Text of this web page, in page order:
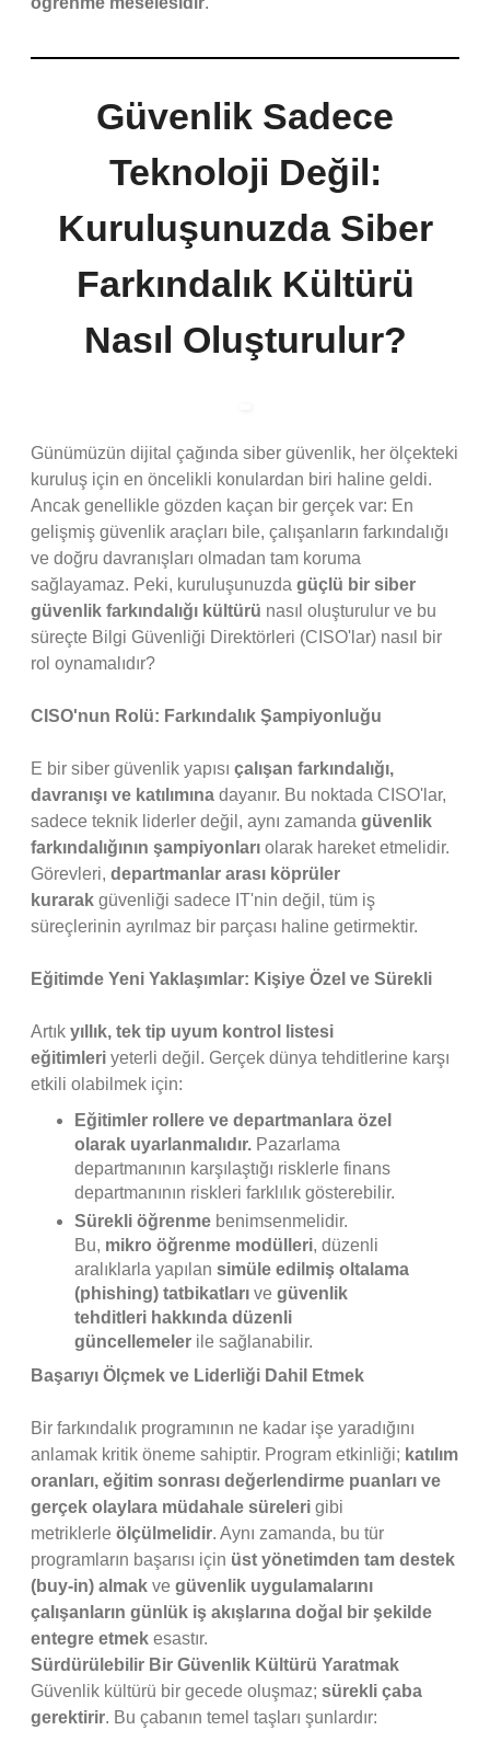
Güvenlik Sadece
Teknoloji Değil:
Kuruluşunuzda Siber
Farkındalık Kültürü
Nasıl Oluşturulur?
Günümüzün dijital çağında siber güvenlik, her ölçekteki
kuruluş için en öncelikli konulardan biri haline geldi.
Ancak genellikle gözden kaçan bir gerçek var: En
gelişmiş güvenlik araçları bile, çalışanların farkındalığı
ve doğru davranışları olmadan tam koruma
sağlayamaz. Peki, kuruluşunuzda güçlü bir siber
güvenlik farkındalığı kültürü nasıl oluşturulur ve bu
süreçte Bilgi Güvenliği Direktörleri (CISO'lar) nasıl bir
rol oynamalıdır?
CISO'nun Rolü: Farkındalık Şampiyonluğu
E bir siber güvenlik yapısı çalışan farkındalığı,
davranışı ve katılımına dayanır. Bu noktada CISO'lar,
sadece teknik liderler değil, aynı zamanda güvenlik
farkındalığının şampiyonları olarak hareket etmelidir.
Görevleri, departmanlar arası köprüler
kurarak güvenliği sadece IT'nin değil, tüm iş
süreçlerinin ayrılmaz bir parçası haline getirmektir.
Eğitimde Yeni Yaklaşımlar: Kişiye Özel ve Sürekli
Artık yıllık, tek tip uyum kontrol listesi
eğitimleri yeterli değil. Gerçek dünya tehditlerine karşı
etkili olabilmek için:
Eğitimler rollere ve departmanlara özel
olarak uyarlanmalıdır. Pazarlama
departmanının karşılaştığı risklerle finans
departmanının riskleri farklılık gösterebilir.
Sürekli öğrenme benimsenmelidir.
Bu, mikro öğrenme modülleri, düzenli
aralıklarla yapılan simüle edilmiş oltalama
(phishing) tatbikatları ve güvenlik
tehditleri hakkında düzenli
güncellemeler ile sağlanabilir.
Başarıyı Ölçmek ve Liderliği Dahil Etmek
Bir farkındalık programının ne kadar işe yaradığını
anlamak kritik öneme sahiptir. Program etkinliği; katılım
oranları, eğitim sonrası değerlendirme puanları ve
gerçek olaylara müdahale süreleri gibi
metriklerle ölçülmelidir. Aynı zamanda, bu tür
programların başarısı için üst yönetimden tam destek
(buy-in) almak ve güvenlik uygulamalarını
çalışanların günlük iş akışlarına doğal bir şekilde
entegre etmek esastır.
Sürdürülebilir Bir Güvenlik Kültürü Yaratmak
Güvenlik kültürü bir gecede oluşmaz; sürekli çaba
gerektirir. Bu çabanın temel taşları şunlardır: